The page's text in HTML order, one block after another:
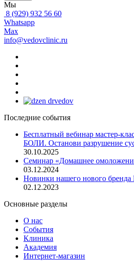
Мы
8 (929) 932 56 60
Whatsapp
Max
info@vedovclinic.ru
Последние события
Бесплатный вебинар мастер-
БОЛИ. Останови разрушение
30.10.2025
Семинар «Домашнее
03.12.2024
Новинки нашего нового бренда
02.12.2023
Основные разделы
О нас
События
Клиника
Академия
Интернет-магазин